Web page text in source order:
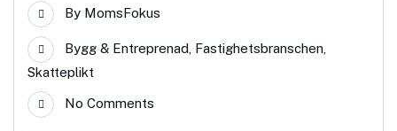
By MomsFokus
Bygg & Entreprenad, Fastighetsbranschen,
Skatteplikt
No Comments